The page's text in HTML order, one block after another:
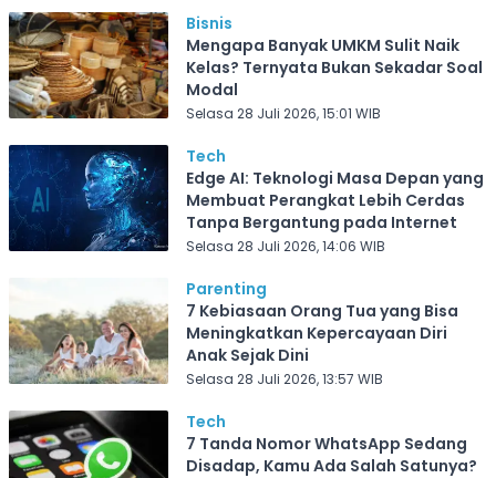
Bisnis
Mengapa Banyak UMKM Sulit Naik
Kelas? Ternyata Bukan Sekadar Soal
Modal
Selasa 28 Juli 2026, 15:01 WIB
Tech
Edge AI: Teknologi Masa Depan yang
Membuat Perangkat Lebih Cerdas
Tanpa Bergantung pada Internet
Selasa 28 Juli 2026, 14:06 WIB
Parenting
7 Kebiasaan Orang Tua yang Bisa
Meningkatkan Kepercayaan Diri
Anak Sejak Dini
Selasa 28 Juli 2026, 13:57 WIB
Tech
7 Tanda Nomor WhatsApp Sedang
Disadap, Kamu Ada Salah Satunya?